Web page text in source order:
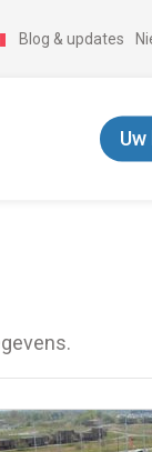
Blog & updates